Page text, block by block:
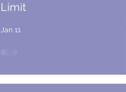
Limit
Jan 11